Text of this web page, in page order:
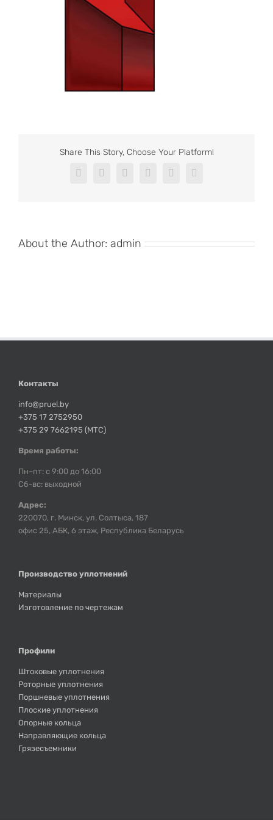
Share This Story, Choose Your Platform!
Facebook
X RedditLinkedInPinterestVk
About the Author: admin
Контакты
info@pruel.by
+375 17 2752950
+375 29 7662195 (МТС)
Время работы:
Пн–пт: с 9:00 до 16:00
Сб-вс: выходной
Адрес:
220070, г. Минск, ул. Солтыса, 187
офис 25, АБК, 6 этаж, Республика Беларусь
Производство уплотнений
Материалы
Изготовление по чертежам
Профили
Штоковые уплотнения
Роторные уплотнения
Поршневые уплотнения
Плоские уплотнения
Опорные кольца
Направляющие кольца
Грязесъемники